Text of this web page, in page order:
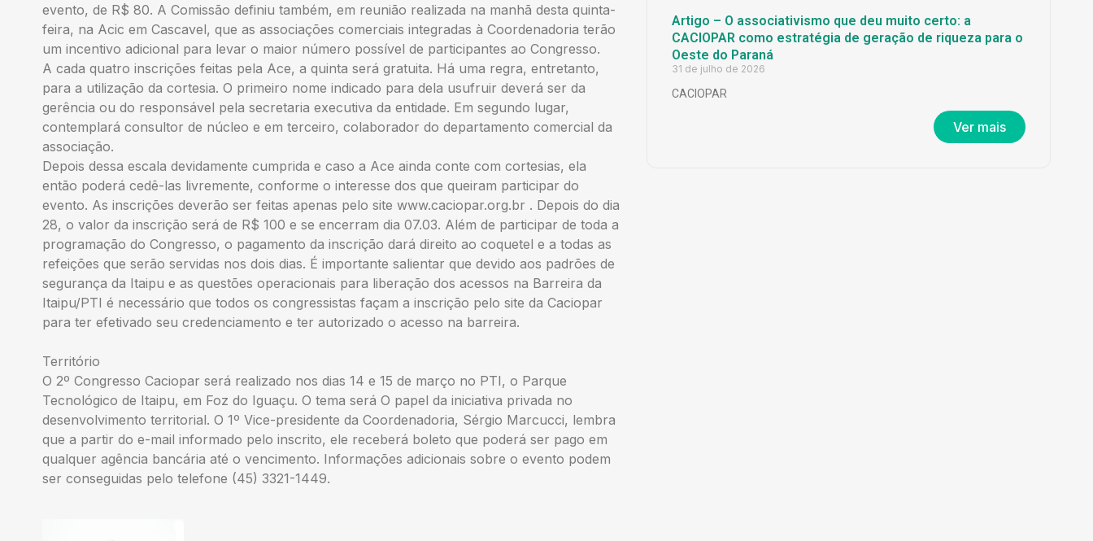
evento, de R$ 80. A Comissão definiu também, em reunião realizada na manhã desta quinta-
feira, na Acic em Cascavel, que as associações comerciais integradas à Coordenadoria terão
um incentivo adicional para levar o maior número possível de participantes ao Congresso.
A cada quatro inscrições feitas pela Ace, a quinta será gratuita. Há uma regra, entretanto,
para a utilização da cortesia. O primeiro nome indicado para dela usufruir deverá ser da
gerência ou do responsável pela secretaria executiva da entidade. Em segundo lugar,
contemplará consultor de núcleo e em terceiro, colaborador do departamento comercial da
associação.
Depois dessa escala devidamente cumprida e caso a Ace ainda conte com cortesias, ela
então poderá cedê-las livremente, conforme o interesse dos que queiram participar do
evento. As inscrições deverão ser feitas apenas pelo site www.caciopar.org.br . Depois do dia
28, o valor da inscrição será de R$ 100 e se encerram dia 07.03. Além de participar de toda a
programação do Congresso, o pagamento da inscrição dará direito ao coquetel e a todas as
refeições que serão servidas nos dois dias. É importante salientar que devido aos padrões de
segurança da Itaipu e as questões operacionais para liberação dos acessos na Barreira da
Itaipu/PTI é necessário que todos os congressistas façam a inscrição pelo site da Caciopar
para ter efetivado seu credenciamento e ter autorizado o acesso na barreira.
Território
O 2º Congresso Caciopar será realizado nos dias 14 e 15 de março no PTI, o Parque
Tecnológico de Itaipu, em Foz do Iguaçu. O tema será O papel da iniciativa privada no
desenvolvimento territorial. O 1º Vice-presidente da Coordenadoria, Sérgio Marcucci, lembra
que a partir do e-mail informado pelo inscrito, ele receberá boleto que poderá ser pago em
qualquer agência bancária até o vencimento. Informações adicionais sobre o evento podem
ser conseguidas pelo telefone (45) 3321-1449.
Artigo – O associativismo que deu muito certo: a
CACIOPAR como estratégia de geração de riqueza para o
Oeste do Paraná
31 de julho de 2026
CACIOPAR
Ver mais